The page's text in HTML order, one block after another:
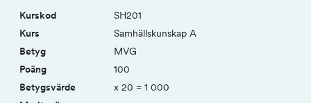
SH201
Samhällskunskap A
MVG
100
x 20 = 1 000